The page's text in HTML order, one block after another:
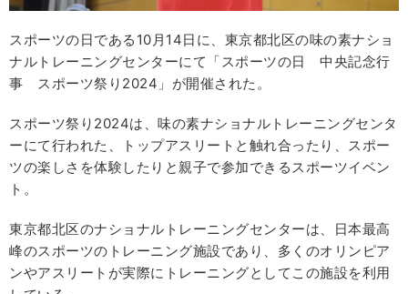
スポーツの日である10月14日に、東京都北区の味の素ナショ
ナルトレーニングセンターにて「スポーツの日 中央記念行
事 スポーツ祭り2024」が開催された。
スポーツ祭り2024は、味の素ナショナルトレーニングセンタ
ーにて行われた、トップアスリートと触れ合ったり、スポー
ツの楽しさを体験したりと親子で参加できるスポーツイベン
ト。
東京都北区のナショナルトレーニングセンターは、日本最高
峰のスポーツのトレーニング施設であり、多くのオリンピア
ンやアスリートが実際にトレーニングとしてこの施設を利用